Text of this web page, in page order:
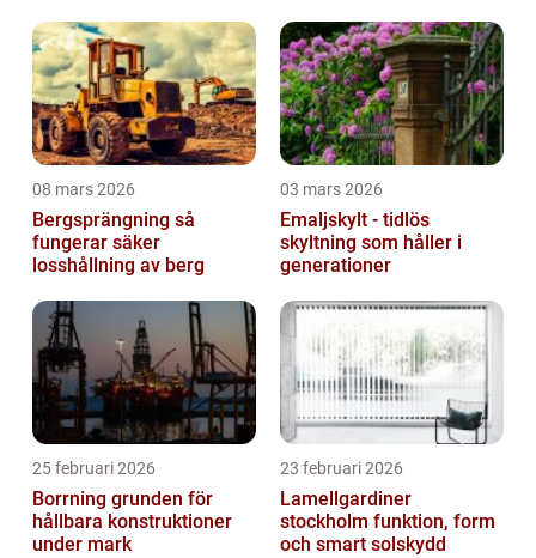
08 mars 2026
Bergsprängning så
fungerar säker
losshållning av berg
03 mars 2026
Emaljskylt - tidlös
skyltning som håller i
generationer
25 februari 2026
Borrning grunden för
hållbara konstruktioner
under mark
23 februari 2026
Lamellgardiner
stockholm funktion, form
och smart solskydd